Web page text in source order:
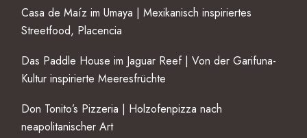
Casa de Maíz im Umaya | Mexikanisch inspiriertes
Streetfood, Placencia
Das Paddle House im Jaguar Reef | Von der Garifuna-
Kultur inspirierte Meeresfrüchte
Don Tonito’s Pizzeria | Holzofenpizza nach
neapolitanischer Art